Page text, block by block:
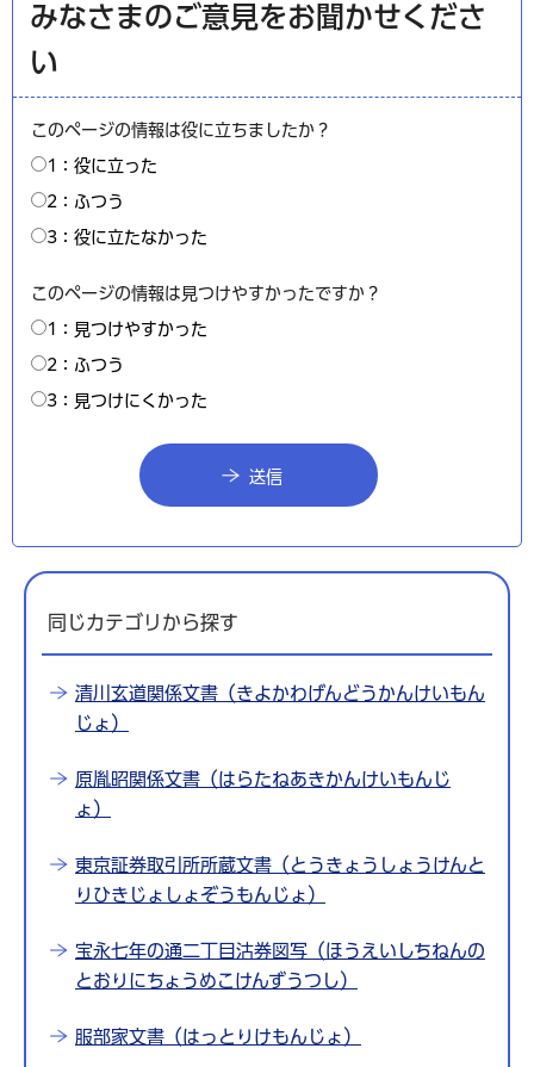
みなさまのご意見をお聞かせくださ
い
このページの情報は役に立ちましたか？
1：役に立った
2：ふつう
3：役に立たなかった
このページの情報は見つけやすかったですか？
1：見つけやすかった
2：ふつう
3：見つけにくかった
同じカテゴリから探す
清川玄道関係文書（きよかわげんどうかんけいもん
じょ）
原胤昭関係文書（はらたねあきかんけいもんじ
ょ）
東京証券取引所所蔵文書（とうきょうしょうけんと
りひきじょしょぞうもんじょ）
宝永七年の通二丁目沽券図写（ほうえいしちねんの
とおりにちょうめこけんずうつし）
服部家文書（はっとりけもんじょ）